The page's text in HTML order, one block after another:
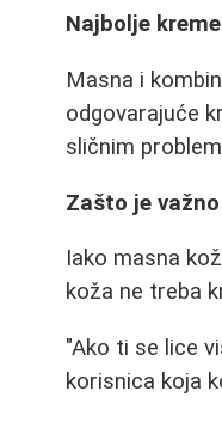
Najbolje
Masna i
odgovarajuće
sličnim
Zašto je
Iako masna
koža ne treba
"Ako ti se lice
korisnica koja